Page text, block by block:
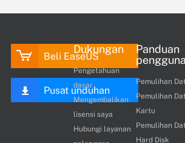
Beli EaseUS
Pusat unduhan
Dukungan
Pengetahuan
dasar
Mengembalikan
lisensi saya
Hubungi layanan
Panduan
pengguna
Pemulihan
Pemulihan
Kartu
Pemulihan
Hard Disk